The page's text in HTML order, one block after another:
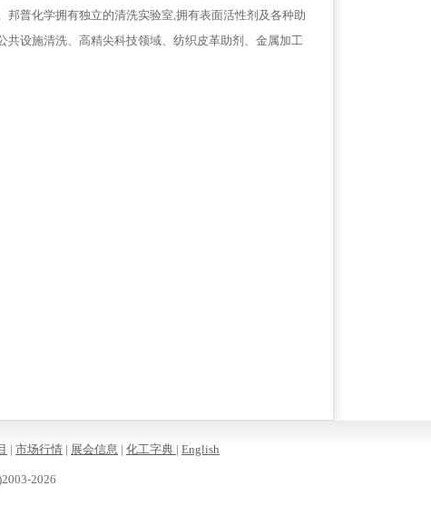
普化学拥有独立的清洗实验室,拥有表面活性剂及各种助
设施清洗、高精尖科技领域、纺织皮革助剂、金属加工
| 市场行情 | 展会信息 | 化工字典 | English
2026